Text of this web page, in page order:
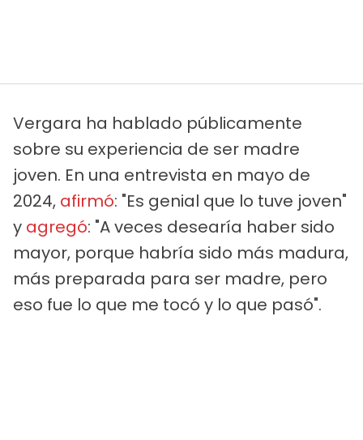
Vergara ha hablado públicamente
sobre su experiencia de ser madre
joven. En una entrevista en mayo de
2024, afirmó: "Es genial que lo tuve joven"
y agregó: "A veces desearía haber sido
mayor, porque habría sido más madura,
más preparada para ser madre, pero
eso fue lo que me tocó y lo que pasó".